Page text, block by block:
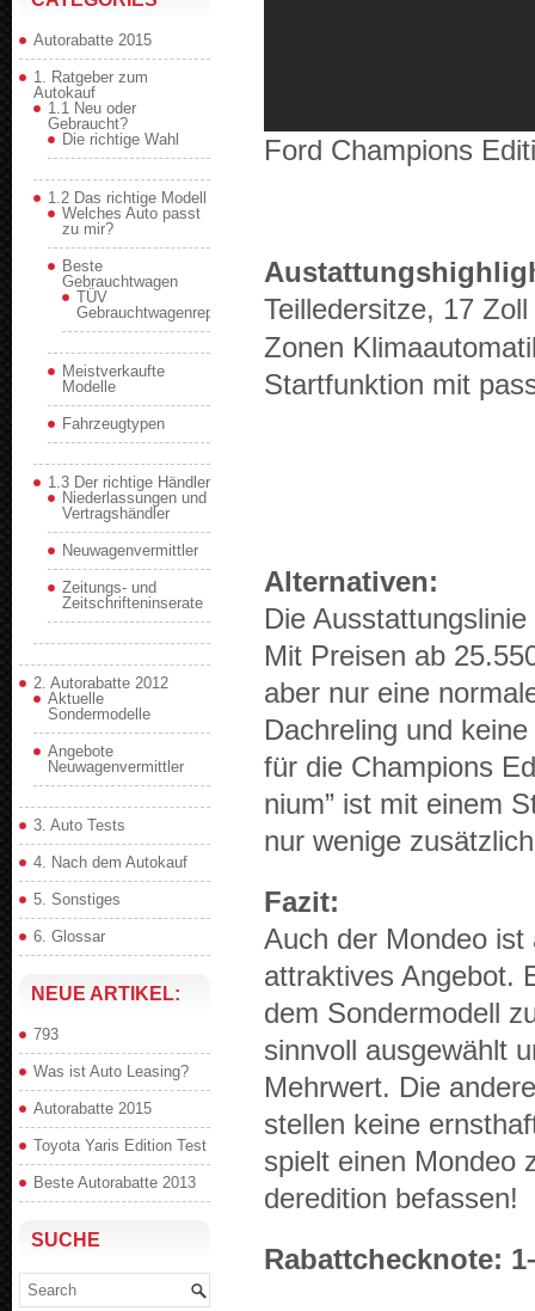
Ford Cham­pi­ons
Teilled­er­sitze, 17
Zonen
Startfunktion mit
Alter­na­tiven:
Die
Mit Preisen ab
aber nur eine
Dachrel­ing und
für die Cham­pi­ons
nium” ist mit einem
nur wenige
Fazit:
Auch der Mon­deo ist
attrak­tives Ange­bot.
dem Son­der­mod­ell
sin­nvoll aus­gewählt
Mehrw­ert. Die
stellen keine
spielt einen Mon­deo
dered­i­tion befassen!
Rabattchec­knote:
Autorabatte 2015
1. Ratgeber zum
Autokauf
1.1 Neu oder
Gebraucht?
Die richtige Wahl
1.2 Das richtige Modell
Welches Auto passt
zu mir?
Beste
Gebrauchtwagen
TÜV
Gebrauchtwagenreport
Meistverkaufte
Modelle
Fahrzeugtypen
1.3 Der richtige Händler
Niederlassungen und
Vertragshändler
Neuwagenvermittler
Zeitungs- und
Zeitschrifteninserate
2. Autorabatte 2012
Aktuelle
Sondermodelle
Angebote
Neuwagenvermittler
3. Auto Tests
4. Nach dem Autokauf
5. Sonstiges
6. Glossar
NEUE ARTIKEL:
793
Was ist Auto Leasing?
Autorabatte 2015
Toyota Yaris Edition Test
Beste Autorabatte 2013
SUCHE